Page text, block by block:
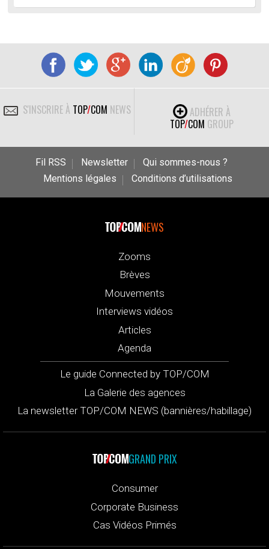
S'INSCRIRE À TOP/COM NEWS
ADHÉRER À
TOP/COM GROUP
Fil RSS Newsletter
Qui sommes-nous ?
Mentions légales
Conditions d’utilisations
NEWS
Zooms
Brèves
Mouvements
Interviews vidéos
Articles
Agenda
Le guide Connected by TOP/COM
La Galerie des agences
La newsletter TOP/COM NEWS (bannières/habillage)
GRAND PRIX
Consumer
Corporate Business
Cas Vidéos Primés